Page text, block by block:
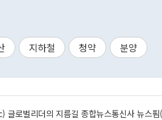
지하철 청약 분양
글로벌리더의 지름길 종합뉴스통신사 뉴스